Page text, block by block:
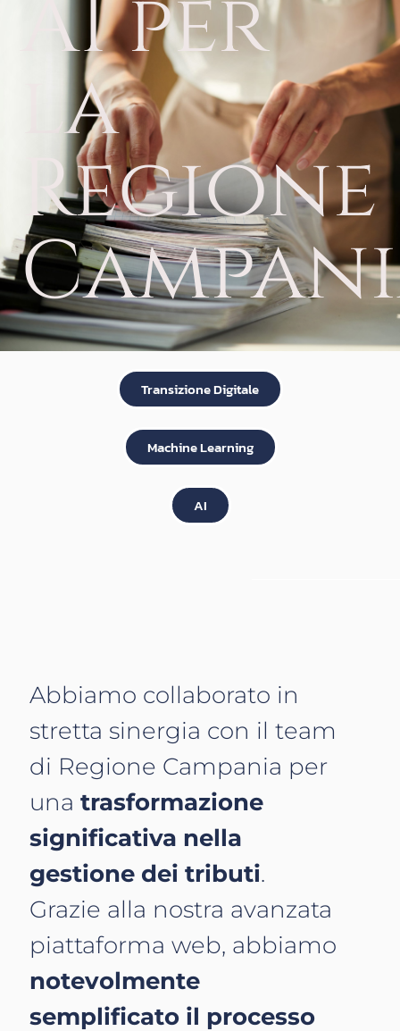
AI per
la
Regione
Transizione Digitale
Machine Learning
AI
Abbiamo collaborato in
stretta sinergia con il team
di Regione Campania per
unatrasformazione
significativa nella
gestione dei tributi.
Grazie alla nostra avanzata
piattaforma web, abbiamo
notevolmente
semplificato il processo